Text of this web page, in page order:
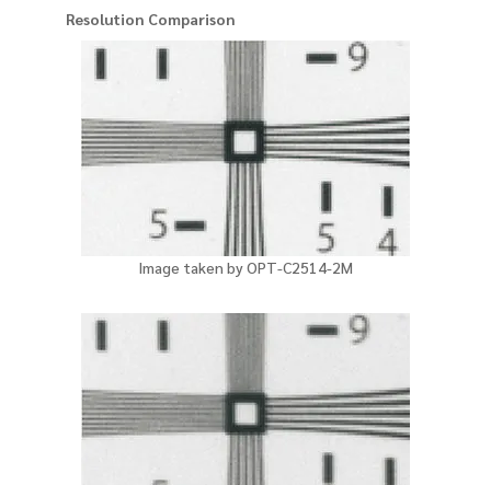
Resolution Comparison
Image taken by OPT-C2514-2M